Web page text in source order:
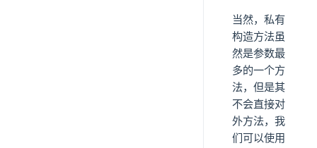
当然，私有
构造方法虽
然是参数最
多的一个方
法，但是其
不会直接对
外方法，我
们可以使用